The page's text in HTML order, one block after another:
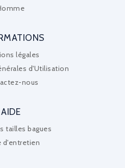
légales
d'Utilisation
nous
AIDE
tailles bagues
d'entretien